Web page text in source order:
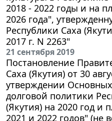
2018 - 2022 годы и на
2026 года",
Республики Саха
2017 г. N 2263"
21 сентября 2019
Постановление
Саха (Якутия) от 30
утверждении
долговой политики
(Якутия) на 2020 год и
2021 и 2022 годов" (не